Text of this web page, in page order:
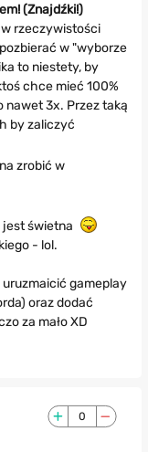
(Znajdźki!)
rzeczywistości
w "wyborze
to niestety, by
chce mieć 100%
nawet 3x. Przez taką
by zaliczyć
zrobić w
jest świetna
- lol.
gameplay
oraz dodać
za mało XD
0